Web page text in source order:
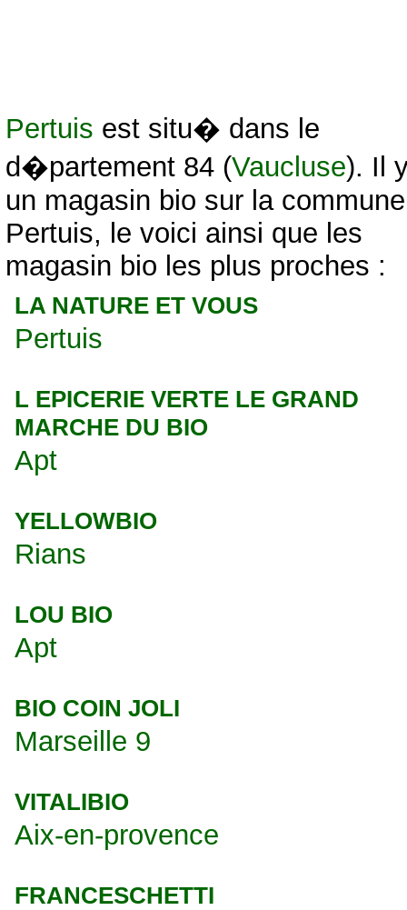
Pertuis est situ� dans le
d�partement 84 (Vaucluse). Il
un magasin bio sur la
Pertuis, le voici ainsi que les
magasin bio les plus proches :
LA NATURE ET VOUS
Pertuis
L EPICERIE VERTE LE GRAND
MARCHE DU BIO
Apt
YELLOWBIO
Rians
LOU BIO
Apt
BIO COIN JOLI
Marseille 9
VITALIBIO
Aix-en-provence
FRANCESCHETTI